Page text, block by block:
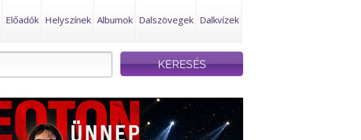
Előadók Helyszínek Albumok Dalszövegek Dalkvízek